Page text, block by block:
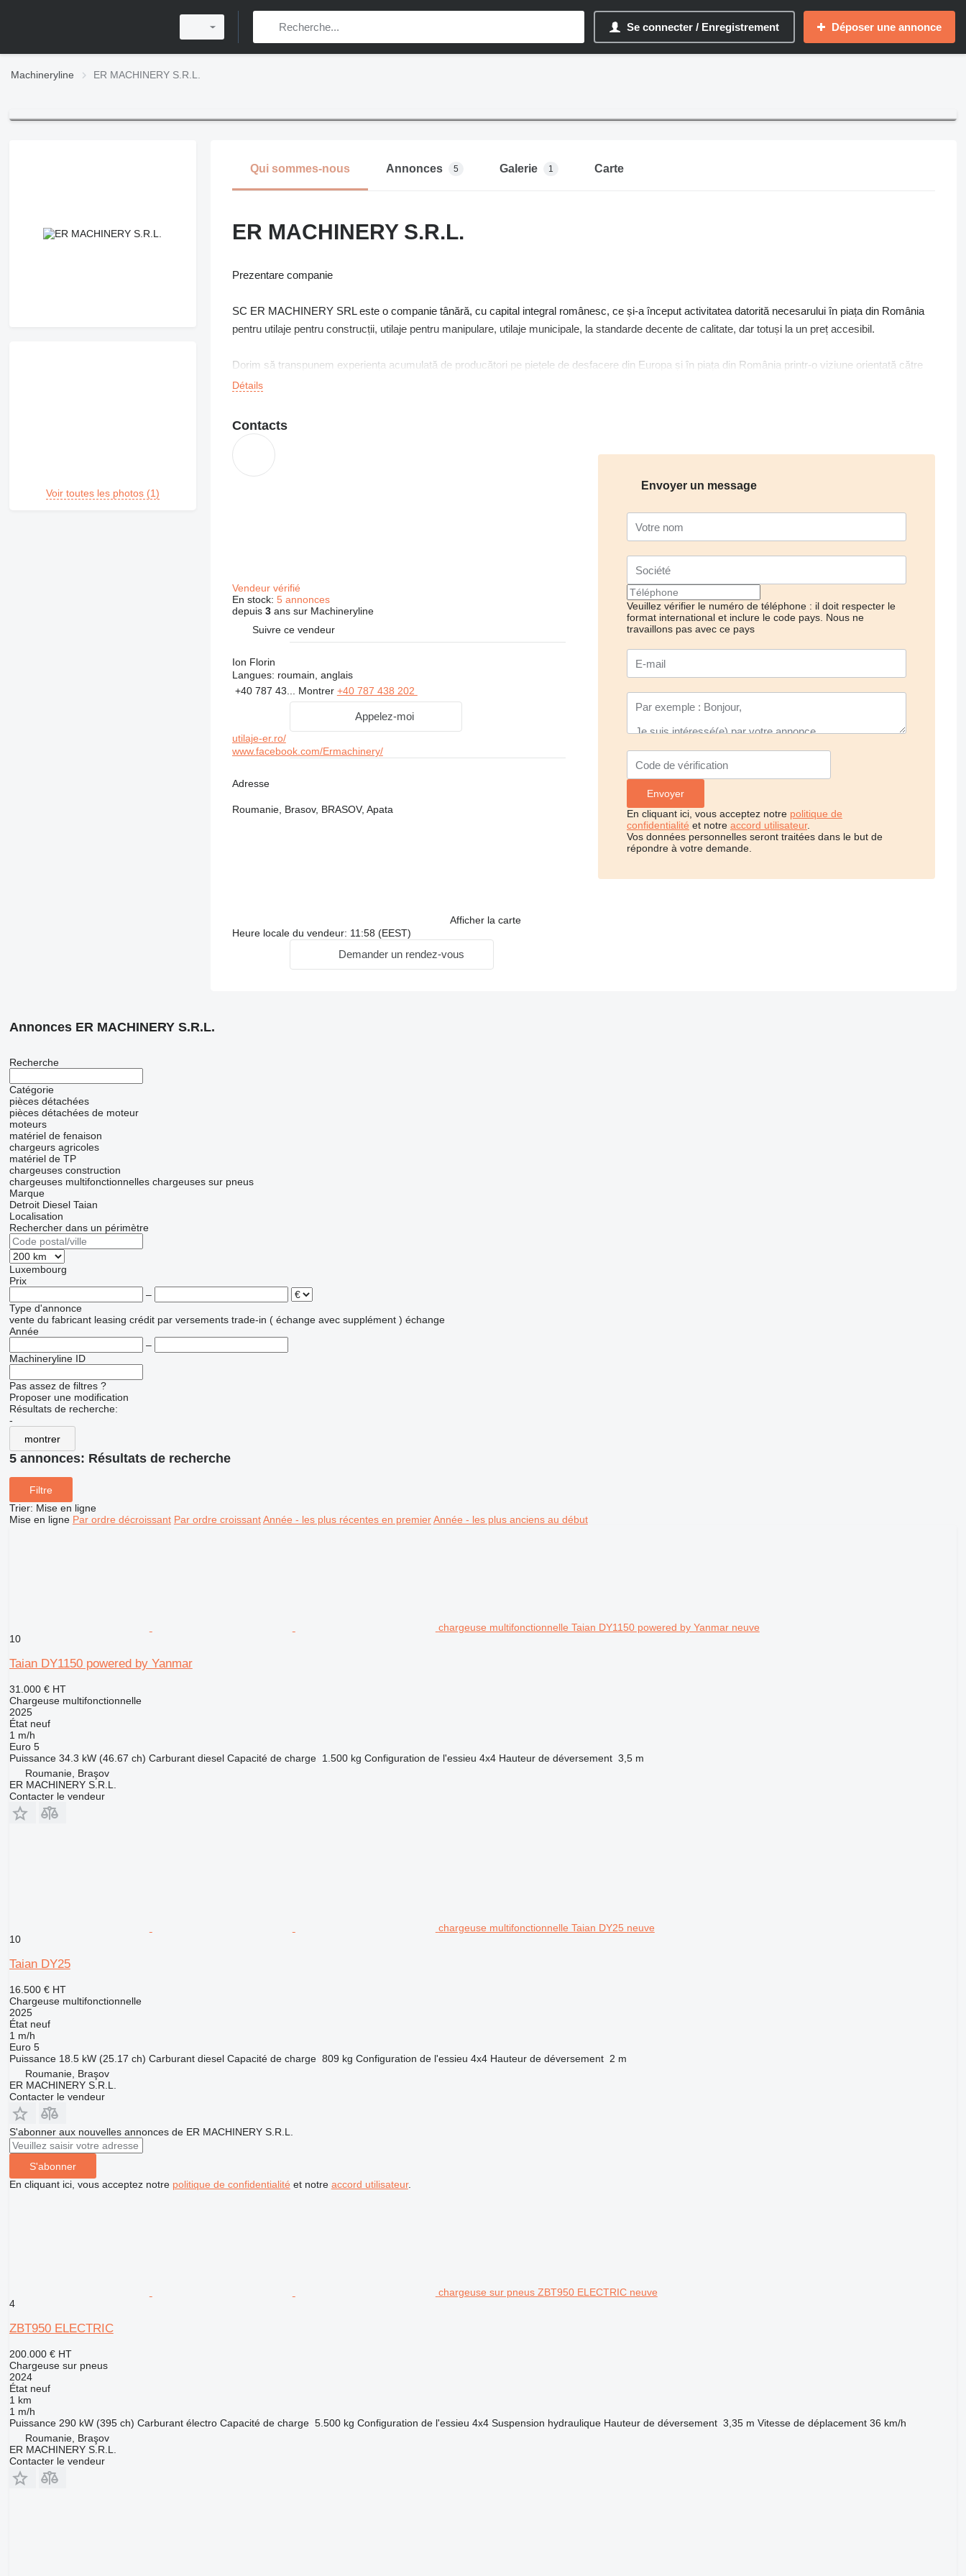
Se connecter / Enregistrement Déposer une annonce
Machineryline ER MACHINERY S.R.L.
Voir toutes les photos (1)
Qui sommes-nous Annonces 5 Galerie 1 Carte
ER MACHINERY S.R.L.
Prezentare companie
SC ER MACHINERY SRL este o companie tânără, cu capital integral românesc, ce și-a început activitatea datorită necesarului în piața din România
pentru utilaje pentru construcții, utilaje pentru manipulare, utilaje municipale, la standarde decente de calitate, dar totuși la un preț accesibil.
Dorim să transpunem experiența acumulată de producători pe piețele de desfacere din Europa și în piața din România printr-o viziune orientată către
client.
Știm că un utilaj este o investiție serioasă, care nu se face atât de des pe cât și-ar dori fiecare, de aceea atunci când ni se cer oferte de preț dorim să
aflăm cât mai multe detalii despre domeniul de activitate al utilajului, despre mediul în care va lucra, sarcinile pe care le va ridica, despre activitățile pe
care le va presta, pentru a veni în întâmpinarea clienților noștri prin soluții personalizate și utilaje echipate conform cu necesitățile lor, pentru o
exploatare în siguranță și o fiabilitate cât mai mare în timp. Totul pentru a avea unportofoliu de clienți mulțumiți!
Détails
Contacts
Vendeur vérifié
En stock: 5 annonces
depuis 3ans sur Machineryline
Suivre ce vendeur
Ion Florin
Langues: roumain, anglais
+40 787 43... Montrer +40 787 438 202
Appelez-moi
utilaje-er.ro/
www.facebook.com/Ermachinery/
Adresse
Roumanie, Brasov, BRASOV, Apata
Afficher la carte
Heure locale du vendeur: 11:58 (EEST)
Demander un rendez-vous
Envoyer un message
Veuillez vérifier le numéro de téléphone : il doit respecter le
format international et inclure le code pays. Nous ne
travaillons pas avec ce pays
En cliquant ici, vous acceptez notre politique de
confidentialité et notre accord utilisateur.
Vos données personnelles seront traitées dans le but de
répondre à votre demande.
Annonces ER MACHINERY S.R.L.
Recherche
Catégorie
pièces détachées
pièces détachées de moteur
moteurs
matériel de fenaison
chargeurs agricoles
matériel de TP
chargeuses construction
chargeuses multifonctionnelles chargeuses sur pneus
Marque
Detroit Diesel Taian
Localisation
Rechercher dans un périmètre
Luxembourg
Prix
–
Type d'annonce
vente du fabricant leasing crédit par versements trade-in ( échange avec supplément ) échange
Année
–
Machineryline ID
Pas assez de filtres ?
Proposer une modification
Résultats de recherche:
-
montrer
5 annonces: Résultats de recherche
Filtre
Trier: Mise en ligne
Mise en ligne Par ordre décroissant Par ordre croissant Année - les plus récentes en premier Année - les plus anciens au début
chargeuse multifonctionnelle Taian DY1150 powered by Yanmar neuve
10
Taian DY1150 powered by Yanmar
31.000 € HT
Chargeuse multifonctionnelle
2025
Étatneuf
1 m/h
Euro 5
Puissance 34.3 kW (46.67 ch) Carburant diesel Capacité de charge 1.500 kg Configuration de l'essieu 4x4 Hauteur de déversement 3,5 m
Roumanie, Braşov
ER MACHINERY S.R.L.
Contacter le vendeur
chargeuse multifonctionnelle Taian DY25 neuve
10
Taian DY25
16.500 € HT
Chargeuse multifonctionnelle
2025
Étatneuf
1 m/h
Euro 5
Puissance 18.5 kW (25.17 ch) Carburant diesel Capacité de charge 809 kg Configuration de l'essieu 4x4 Hauteur de déversement 2 m
Roumanie, Braşov
ER MACHINERY S.R.L.
Contacter le vendeur
S'abonner aux nouvelles annonces de ER MACHINERY S.R.L.
S'abonner
En cliquant ici, vous acceptez notre politique de confidentialité et notre accord utilisateur.
chargeuse sur pneus ZBT950 ELECTRIC neuve
4
ZBT950 ELECTRIC
200.000 € HT
Chargeuse sur pneus
2024
Étatneuf
1 km
1 m/h
Puissance 290 kW (395 ch) Carburant électro Capacité de charge 5.500 kg Configuration de l'essieu 4x4 Suspension hydraulique Hauteur de déversement 3,35 m Vitesse de déplacement 36 km/h
Roumanie, Braşov
ER MACHINERY S.R.L.
Contacter le vendeur